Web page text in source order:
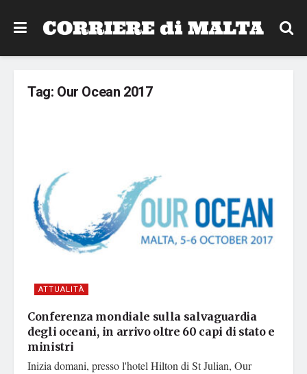
Tag: Our Ocean 2017
ATTUALITÀ
Conferenza mondiale sulla salvaguardia
degli oceani, in arrivo oltre 60 capi di stato e
ministri
Inizia domani, presso l'hotel Hilton di St Julian, Our